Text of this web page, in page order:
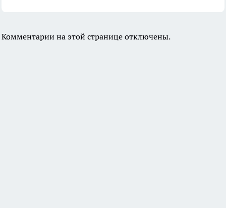
Комментарии на этой странице отключены.